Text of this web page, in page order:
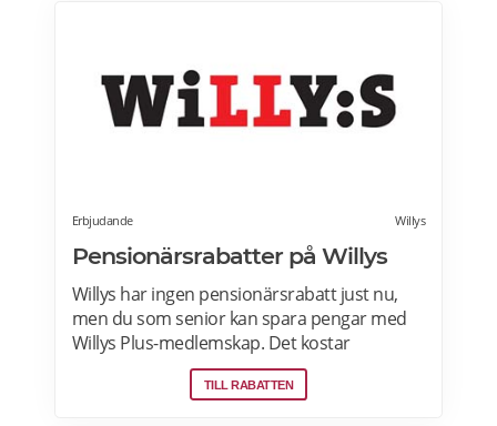
pensionärsrabatter på ICA här.
Erbjudande Willys
Pensionärsrabatter på Willys
Willys har ingen pensionärsrabatt just nu,
men du som senior kan spara pengar med
Willys Plus-medlemskap. Det kostar
ingenting att bli Willys Plus-kund. Med Willys
Plus får du fler och bättre erbjudanden med
TILL RABATTEN